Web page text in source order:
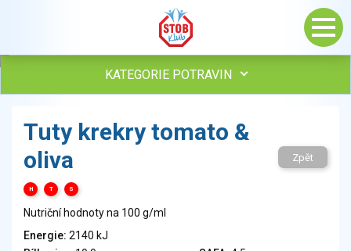
KATEGORIE POTRAVIN
Vejce
Mléko
Sýry
Veganské a vegetariánské výrobky
Tuky
Tuty krekry tomato &
oliva
H T S
Zpět
Nutriční hodnoty na 100 g/ml
Energie: 2140 kJ